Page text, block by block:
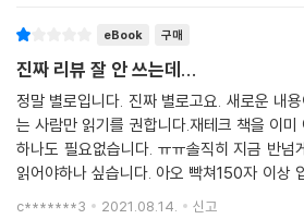
--- p.180
장기 침체를 겪고 있는 일본에 비해 현재 우리
이 조금 나은 편이다. 하지만 비유하자면 대한
자기 건물 하나 없는 서민에 불과하다. 일본은
아들은 편의점에서 아르바이트를 하다가 금
년을 보내기도 하는 애매한 상황이다. 하지만
남에 사둔 건물이 있다. 워낙 좋은 자리에 있
하고 위태로운 미래를 거침없이 파헤친다. 특
른 노령 인구 증가로 악화 중인 연금 체계와 일
담하기까지 하다. 이처럼 인공지능 시대는 과
리함을 안겨주는 동시에 인간의 존엄성을 심
화를 깨닫지 못한다면 코로나19가 종식된 이
희망적이지 않다.
eBook 구매
진짜 리뷰 잘 안 쓰는데...
정말 별로입니다. 진짜 별로고요. 새로운 내
는 사람만 읽기를 권합니다.재테크 책을 이
하나도 필요없습니다. ㅠㅠ솔직히 지금 반넘
읽어야하나 싶습니다. 아오 빡쳐150자 이상
자 아닙니까??소제목이 투기가 아닌 투자를
c*******3 2021.08.14. 신고